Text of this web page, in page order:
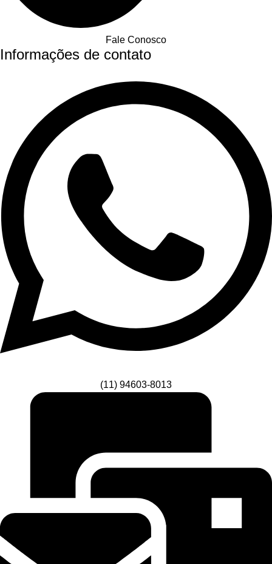
Fale Conosco
Informações de contato
(11) 94603-8013